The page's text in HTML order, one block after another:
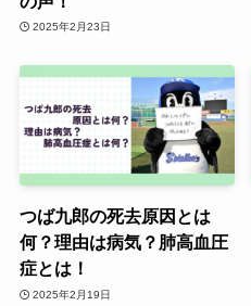
2025年2月23日
つば九郎の死去原因とは
何？理由は病気？肺高血圧
症とは！
2025年2月19日